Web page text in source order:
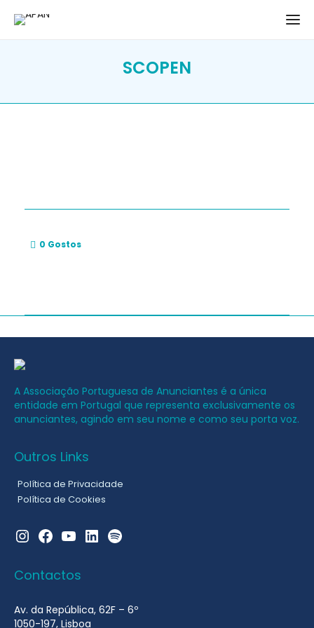
SCOPEN
0 Gostos
A Associação Portuguesa de Anunciantes é a única
entidade em Portugal que representa exclusivamente os
anunciantes, agindo em seu nome e como seu porta voz.
Outros Links
Política de Privacidade
Política de Cookies
Instagram
FacebookYouTubeLinkedInSpotify
Contactos
Av. da República, 62F – 6º
1050-197, Lisboa